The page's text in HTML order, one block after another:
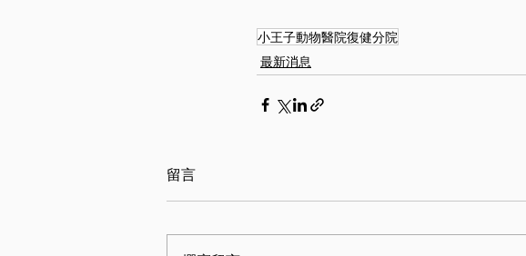
小王子動物醫院復健分院
最新消息
留言